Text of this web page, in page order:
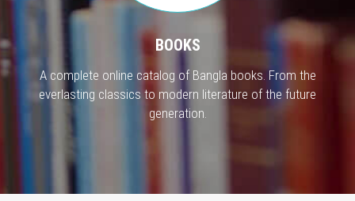
BOOKS
A complete online catalog of Bangla books. From the
everlasting classics to modern literature of the future
generation.